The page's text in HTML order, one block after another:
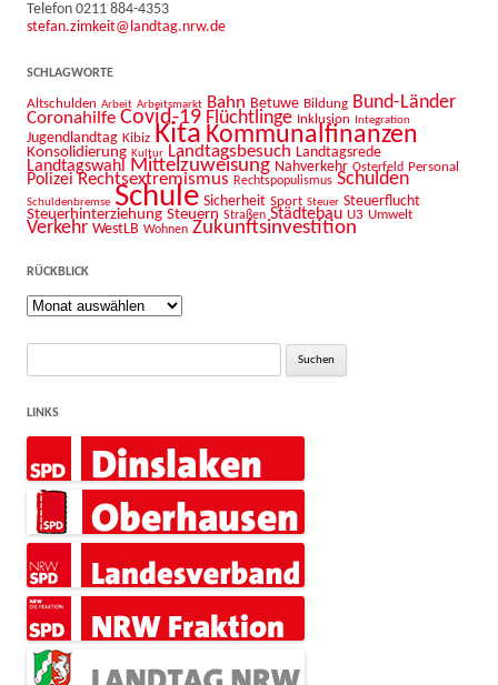
Telefon 0211 884-4353
stefan.zimkeit@landtag.nrw.de
SCHLAGWORTE
Altschulden Arbeit Arbeitsmarkt Bahn Betuwe Bildung Bund-Länder
Coronahilfe Covid-19 Flüchtlinge Inklusion Integration
Jugendlandtag Kibiz Kita Kommunalfinanzen
Konsolidierung Kultur Landtagsbesuch Landtagsrede
Landtagswahl Mittelzuweisung Nahverkehr Osterfeld Personal
Polizei Rechtsextremismus Rechtspopulismus Schulden
Schuldenbremse Schule Sicherheit Sport Steuer Steuerflucht
Steuerhinterziehung Steuern Straßen Städtebau U3 Umwelt
Verkehr WestLB Wohnen Zukunftsinvestition
RÜCKBLICK
Rückblick
Suche
LINKS